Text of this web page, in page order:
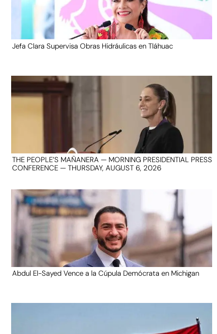
Jefa Clara Supervisa Obras Hidráulicas en Tláhuac
THE PEOPLE’S MAÑANERA — MORNING PRESIDENTIAL PRESS
CONFERENCE — THURSDAY, AUGUST 6, 2026
Abdul El-Sayed Vence a la Cúpula Demócrata en Michigan